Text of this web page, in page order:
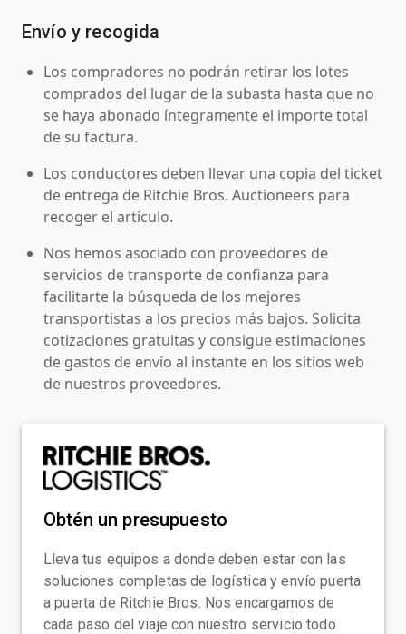
Envío y recogida
Los compradores no podrán retirar los lotes
comprados del lugar de la subasta hasta que no
se haya abonado íntegramente el importe total
de su factura.
Los conductores deben llevar una copia del ticket
de entrega de Ritchie Bros. Auctioneers para
recoger el artículo.
Nos hemos asociado con proveedores de
servicios de transporte de confianza para
facilitarte la búsqueda de los mejores
transportistas a los precios más bajos. Solicita
cotizaciones gratuitas y consigue estimaciones
de gastos de envío al instante en los sitios web
de nuestros proveedores.
Obtén un presupuesto
Lleva tus equipos a donde deben estar con las
soluciones completas de logística y envío puerta
a puerta de Ritchie Bros. Nos encargamos de
cada paso del viaje con nuestro servicio todo